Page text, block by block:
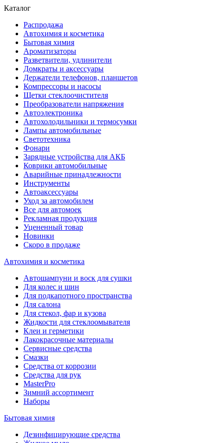
Каталог
Распродажа
Автохимия и косметика
Бытовая химия
Ароматизаторы
Разветвители, удлинители
Домкраты и аксессуары
Держатели телефонов, планшетов
Компрессоры и насосы
Щетки стеклоочистителя
Преобразователи напряжения
Автоэлектроника
Автохолодильники и термосумки
Лампы автомобильные
Светотехника
Фонари
Зарядные устройства для АКБ
Коврики автомобильные
Аварийные принадлежности
Инструменты
Автоаксессуары
Уход за автомобилем
Все для автомоек
Рекламная продукция
Уцененный товар
Новинки
Скоро в продаже
Автохимия и косметика
Автошампуни и воск для сушки
Для колес и шин
Для подкапотного пространства
Для салона
Для стекол, фар и кузова
Жидкости для стеклоомывателя
Клеи и герметики
Лакокрасочные материалы
Сервисные средства
Смазки
Средства от коррозии
Средства для рук
MasterPro
Зимний ассортимент
Наборы
Бытовая химия
Дезинфицирующие средства